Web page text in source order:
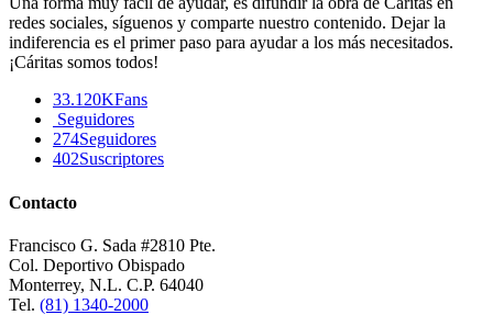
redes sociales, síguenos y comparte nuestro contenido. Dejar la
indiferencia es el primer paso para ayudar a los más necesitados.
¡Cáritas somos todos!
33.120KFans
Seguidores
274Seguidores
402Suscriptores
Contacto
Francisco G. Sada #2810 Pte.
Col. Deportivo Obispado
Monterrey, N.L. C.P. 64040
Tel. (81) 1340-2000